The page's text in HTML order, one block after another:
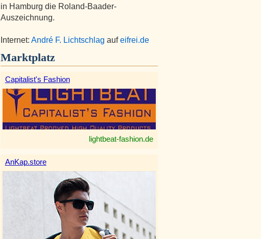
in Hamburg die Roland-Baader-
Auszeichnung.
Internet: André F. Lichtschlag aufeifrei.de
Marktplatz
Capitalist's Fashion
lightbeat-fashion.de
AnKap.store